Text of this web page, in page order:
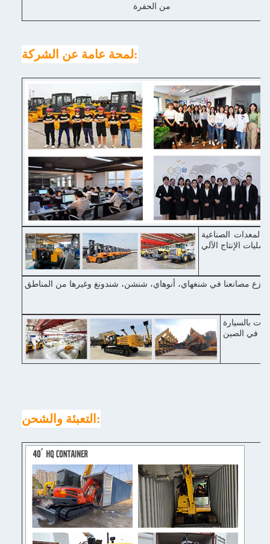
من الحفرة
لمحة عامة عن الشركة:
والمعدات الصناعية
رئيسي في شنغهاي، مع وسائل النقل المريحة، 2-3 ساعات بالسيارة
التعبئة والشحن: